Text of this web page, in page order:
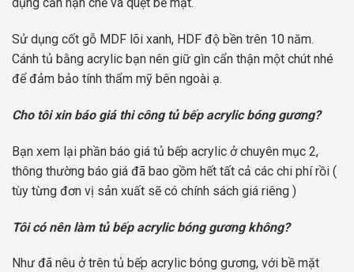
dụng cần hạn chế va quẹt bề mặt.
Sử dụng cốt gỗ MDF lõi xanh, HDF độ bền trên 10 năm.
Cánh tủ bằng acrylic bạn nên giữ gìn cẩn thận một chút nhé
để đảm bảo tính thẩm mỹ bên ngoài ạ.
Cho tôi xin báo giá thi công tủ bếp acrylic bóng gương?
Bạn xem lại phần báo giá tủ bếp acrylic ở chuyên mục 2,
thông thường báo giá đã bao gồm hết tất cả các chi phí rồi (
tùy từng đơn vị sản xuất sẽ có chính sách giá riêng )
Tôi có nên làm tủ bếp acrylic bóng gương không?
Như đã nêu ở trên tủ bếp acrylic bóng gương, với bề mặt